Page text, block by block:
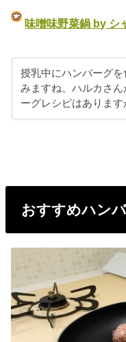
味噌味野菜鍋 by シ
授乳中にハンバーグ
みますね。ハルカさ
ーグレシピはあります
おすすめハン